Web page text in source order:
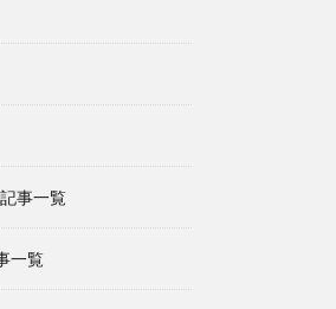
事一覧
一覧